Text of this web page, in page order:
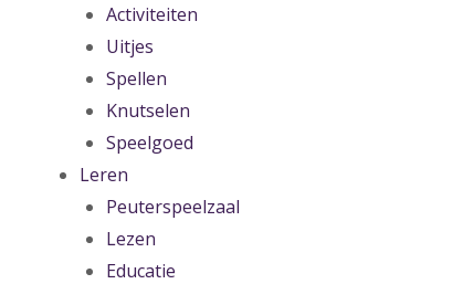
Activiteiten
Uitjes
Spellen
Knutselen
Speelgoed
Leren
Peuterspeelzaal
Lezen
Educatie